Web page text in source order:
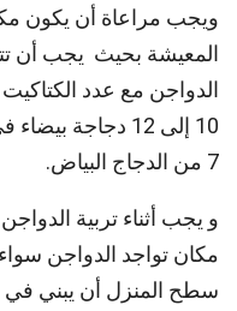
ويجب مراعاة أن يكون
المعيشة بحيث يجب أن
الدواجن مع عدد
7 من الدجاج البياض.
و يجب أثناء تربية
مكان تواجد الدواجن
سطح المنزل أن يبني في